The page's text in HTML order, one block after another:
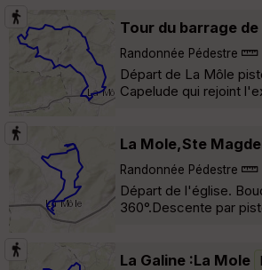
Tour du barrage
Randonnée Pédestre
Départ de La Môle
Capelude qui rejoint
La Mole,Ste
Randonnée Pédestre
Départ de l'église.
360°.Descente par
La Galine :La Mole